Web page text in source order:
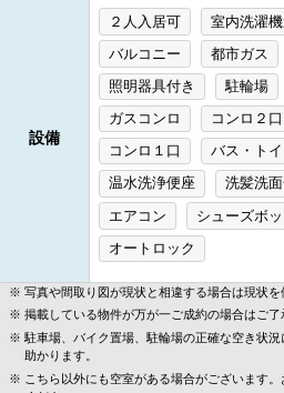
設備
２人入居可 室内洗濯
バルコニー
都市ガス
照明器具付き
駐輪場
ガスコンロ
コンロ２
コンロ１口
バス・トイ
温水洗浄便座
洗髪洗
エアコン
シューズボ
オートロック
写真や間取り図が現状と相違する場合は現状を
掲載している物件が万が一ご成約の場合はご了
駐車場、バイク置場、駐輪場の正確な空き状
助かります。
こちら以外にも空室がある場合がございます